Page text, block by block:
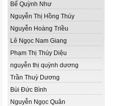
Bế Quỳnh Như
Nguyễn Thị Hồng Thúy
Nguyễn Hoàng Triều
Lê Ngọc Nam Giang
Phạm Thị Thúy Diệu
nguyễn thị quỳnh dương
Trần Thuỳ Dương
Bùi Đức Bình
Nguyễn Ngọc Quân